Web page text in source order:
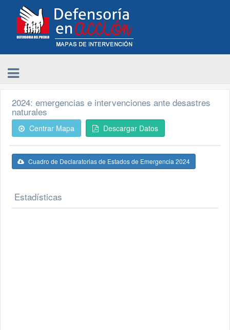
2024: emergencias e intervenciones ante desastres
naturales
Centrar Mapa Descargar Datos
Cuadro de Declaratorias de Estados de Emergencia 2024
Estadísticas